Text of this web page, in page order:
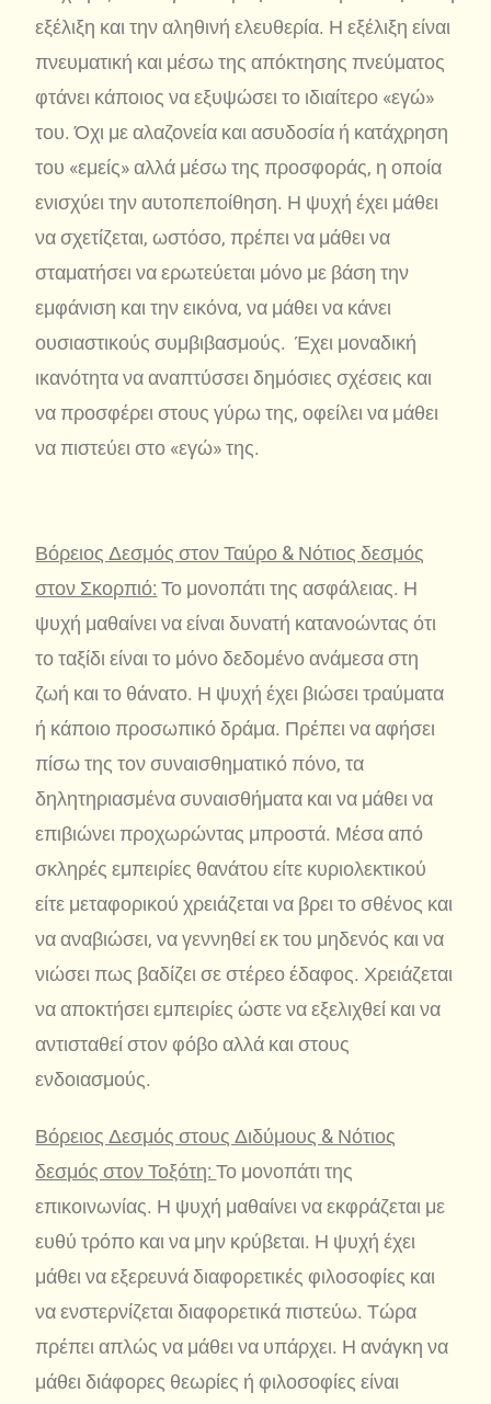
εξέλιξη και την αληθινή ελευθερία. Η εξέλιξη είναι
πνευματική και μέσω της απόκτησης πνεύματος
φτάνει κάποιος να εξυψώσει το ιδιαίτερο «εγώ»
του. Όχι με αλαζονεία και ασυδοσία ή κατάχρηση
του «εμείς» αλλά μέσω της προσφοράς, η οποία
ενισχύει την αυτοπεποίθηση. Η ψυχή έχει μάθει
να σχετίζεται, ωστόσο, πρέπει να μάθει να
σταματήσει να ερωτεύεται μόνο με βάση την
εμφάνιση και την εικόνα, να μάθει να κάνει
ουσιαστικούς συμβιβασμούς. Έχει μοναδική
ικανότητα να αναπτύσσει δημόσιες σχέσεις και
να προσφέρει στους γύρω της, οφείλει να μάθει
να πιστεύει στο «εγώ» της.
Βόρειος Δεσμός στον Ταύρο & Νότιος δεσμός
στον Σκορπιό: Το μονοπάτι της ασφάλειας. Η
ψυχή μαθαίνει να είναι δυνατή κατανοώντας ότι
το ταξίδι είναι το μόνο δεδομένο ανάμεσα στη
ζωή και το θάνατο. Η ψυχή έχει βιώσει τραύματα
ή κάποιο προσωπικό δράμα. Πρέπει να αφήσει
πίσω της τον συναισθηματικό πόνο, τα
δηλητηριασμένα συναισθήματα και να μάθει να
επιβιώνει προχωρώντας μπροστά. Μέσα από
σκληρές εμπειρίες θανάτου είτε κυριολεκτικού
είτε μεταφορικού χρειάζεται να βρει το σθένος και
να αναβιώσει, να γεννηθεί εκ του μηδενός και να
νιώσει πως βαδίζει σε στέρεο έδαφος. Χρειάζεται
να αποκτήσει εμπειρίες ώστε να εξελιχθεί και να
αντισταθεί στον φόβο αλλά και στους
ενδοιασμούς.
Βόρειος Δεσμός στους Διδύμους & Νότιος
δεσμός στον Τοξότη:Το μονοπάτι της
επικοινωνίας. Η ψυχή μαθαίνει να εκφράζεται με
ευθύ τρόπο και να μην κρύβεται. Η ψυχή έχει
μάθει να εξερευνά διαφορετικές φιλοσοφίες και
να ενστερνίζεται διαφορετικά πιστεύω. Τώρα
πρέπει απλώς να μάθει να υπάρχει. Η ανάγκη να
μάθει διάφορες θεωρίες ή φιλοσοφίες είναι